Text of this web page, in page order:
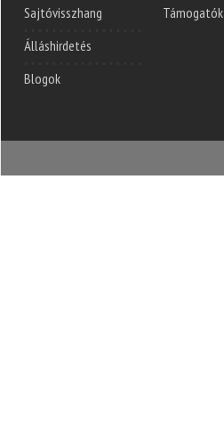
Sajtóvisszhang
Álláshirdetés
Blogok
Támogatók